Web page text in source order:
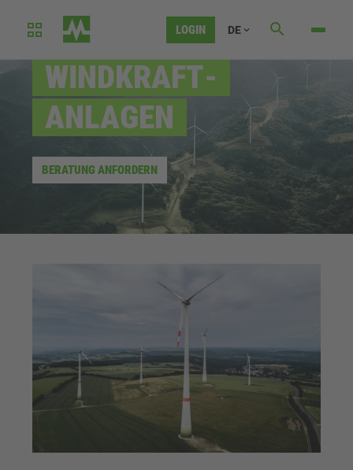
LOGIN DE
AUTOMATISIERUNGSLÖSUNGEN FÜR
WIND­KRAFT­
ANLAGEN
BERATUNG ANFORDERN